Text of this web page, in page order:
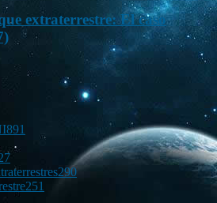
extraterrestre: El caso
891
290
251